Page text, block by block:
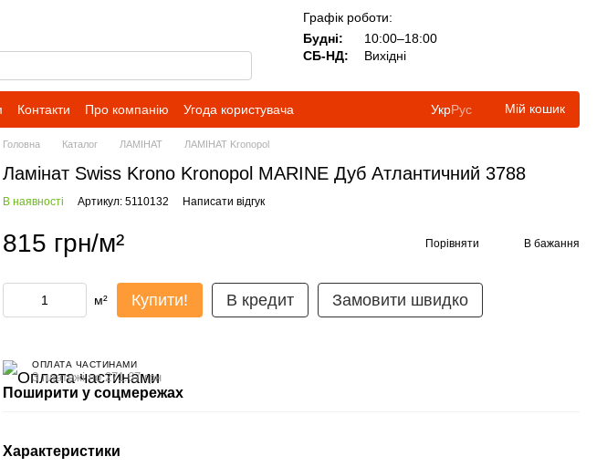
Графік роботи:
Будні:
10:00–18:00
СБ-НД:
Вихідні
Контакти Про компанію Угода користувача УкрРус Мій кошик
Головна Каталог ЛАМІНАТ ЛАМІНАТ Kronopol
Ламінат Swiss Krono Kronopol MARINE Дуб Атлантичний 3788
В наявності Артикул: 5110132 Написати відгук
815 грн/м² Порівняти В бажання
м² Купити! В кредит Замовити швидко
ОПЛАТА ЧАСТИНАМИ
3 платежі по 271.67 грн
Поширити у соцмережах
Характеристики